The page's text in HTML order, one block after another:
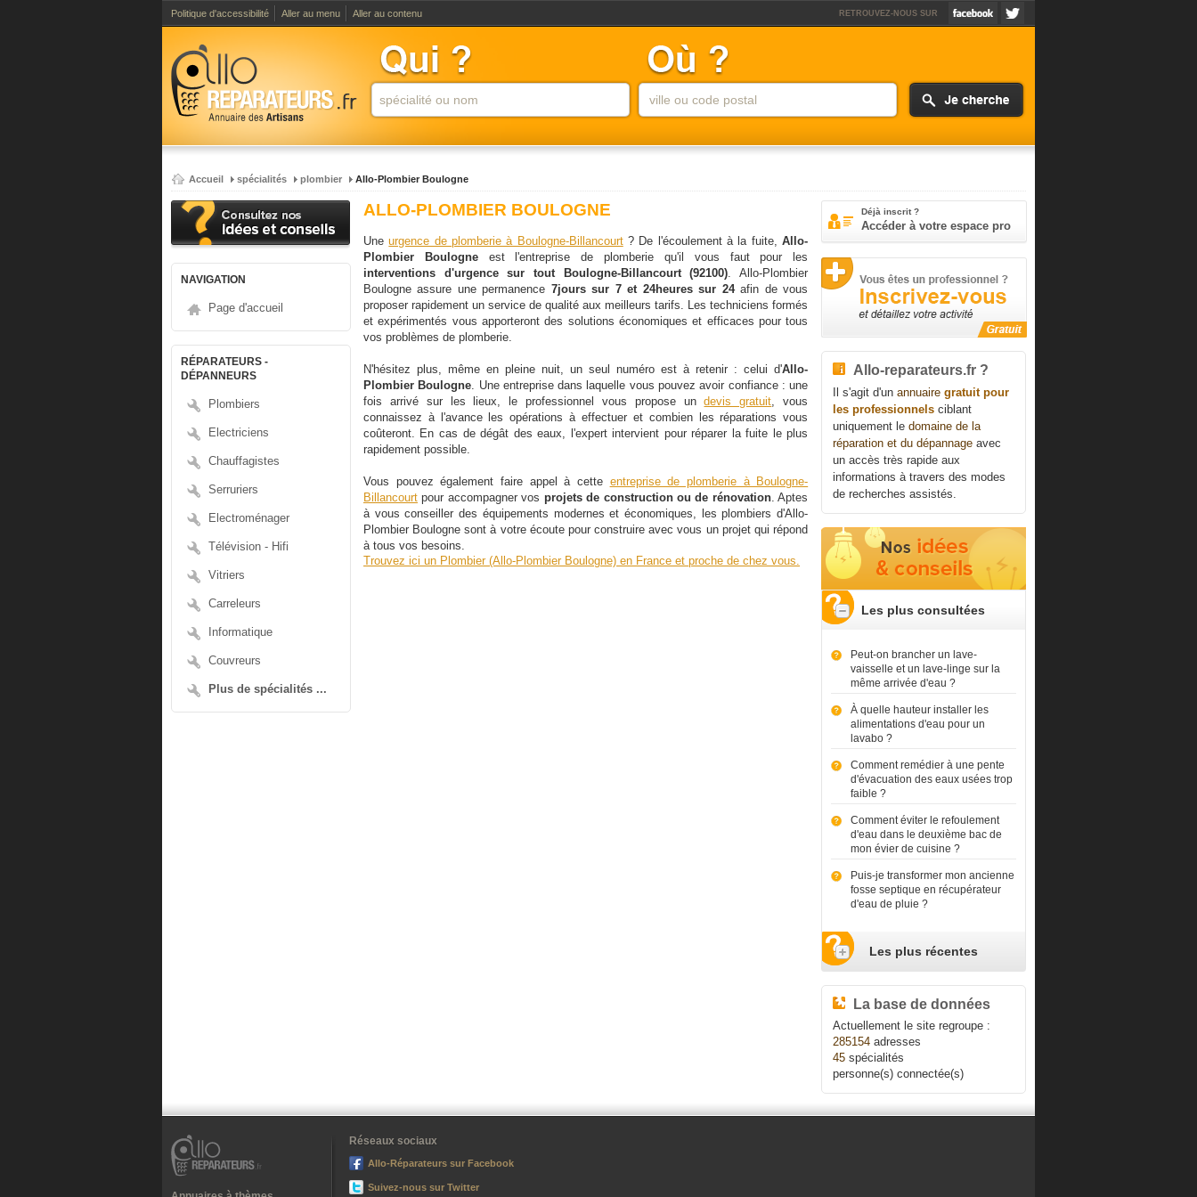
Politique d'accessibilité Aller au menu Aller au contenu RETROUVEZ-NOUS SUR
Accueil spécialités plombier Allo-Plombier Boulogne
NAVIGATION
Page d'accueil
RÉPARATEURS -
DÉPANNEURS
Plombiers
Electriciens
Chauffagistes
Serruriers
Electroménager
Télévision - Hifi
Vitriers
Carreleurs
Informatique
Couvreurs
Plus de spécialités ...
ALLO-PLOMBIER BOULOGNE
Uneurgence de plomberie à Boulogne-Billancourt? De l'écoulement à la fuite,Allo-
Plombier Boulogneest l'entreprise de plomberie qu'il vous faut pour les
interventions d'urgence sur tout Boulogne-Billancourt (92100). Allo-Plombier
Boulogne assure une permanence 7jours sur 7 et 24heures sur 24afin de vous
proposer rapidement un service de qualité aux meilleurs tarifs. Les techniciens formés
et expérimentés vous apporteront des solutions économiques et efficaces pour tous
vos problèmes de plomberie.
N'hésitez plus, même en pleine nuit, un seul numéro est à retenir : celui d'Allo-
Plombier Boulogne. Une entreprise dans laquelle vous pouvez avoir confiance : une
fois arrivé sur les lieux, le professionnel vous propose undevis gratuit, vous
connaissez à l'avance les opérations à effectuer et combien les réparations vous
coûteront. En cas de dégât des eaux, l'expert intervient pour réparer la fuite le plus
rapidement possible.
Vous pouvez également faire appel à cette entreprise de plomberie à Boulogne-
Billancourtpour accompagner vos projets de construction ou de rénovation. Aptes
à vous conseiller des équipements modernes et économiques, les plombiers d'Allo-
Plombier Boulogne sont à votre écoute pour construire avec vous un projet qui répond
à tous vos besoins.
Trouvez ici un Plombier (Allo-Plombier Boulogne) en France et proche de chez vous.
Déjà inscrit ?
Accéder à votre espace pro
Allo-reparateurs.fr ?
Il s'agit d'un annuaire gratuit pour
les professionnelsciblant
uniquement le domaine de la
réparation et du dépannageavec
un accès très rapide aux
informations à travers des modes
de recherches assistés.
Les plus consultées
Peut-on brancher un lave-
vaisselle et un lave-linge sur la
même arrivée d'eau ?
À quelle hauteur installer les
alimentations d'eau pour un
lavabo ?
Comment remédier à une pente
d'évacuation des eaux usées trop
faible ?
Comment éviter le refoulement
d'eau dans le deuxième bac de
mon évier de cuisine ?
Puis-je transformer mon ancienne
fosse septique en récupérateur
d'eau de pluie ?
Les plus récentes
La base de données
Actuellement le site regroupe :
285154adresses
45spécialités
personne(s) connectée(s)
Réseaux sociaux
Allo-Réparateurs sur Facebook
Suivez-nous sur Twitter